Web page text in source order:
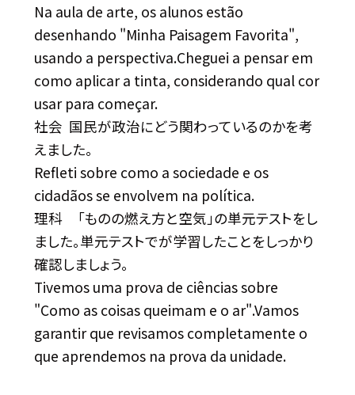
Na aula de arte, os alunos estão
desenhando "Minha Paisagem Favorita",
usando a perspectiva.Cheguei a pensar em
como aplicar a tinta, considerando qual cor
usar para começar.
社会 国民が政治にどう関わっているのかを考
えました。
Refleti sobre como a sociedade e os
cidadãos se envolvem na política.
理科 「ものの燃え方と空気」の単元テストをし
ました。単元テストでが学習したことをしっかり
確認しましょう。
Tivemos uma prova de ciências sobre
"Como as coisas queimam e o ar".Vamos
garantir que revisamos completamente o
que aprendemos na prova da unidade.